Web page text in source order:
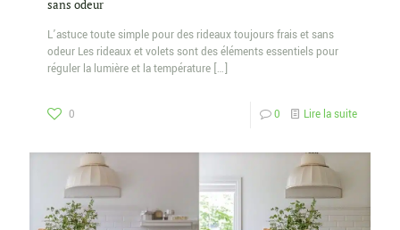
sans odeur
L’astuce toute simple pour des rideaux toujours frais et sans
odeur Les rideaux et volets sont des éléments essentiels pour
réguler la lumière et la température […]
0 0 Lire la suite